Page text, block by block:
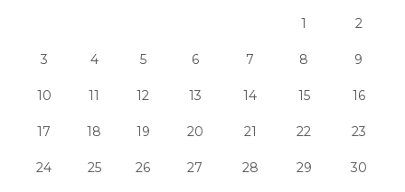
1 2
3 4 5 6 7 8 9
10 11 12 13 14 15 16
17 18 19 20 21 22 23
24 25 26 27 28 29 30